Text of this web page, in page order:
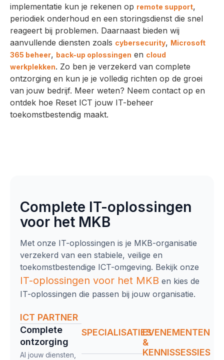
implementatie kun je rekenen op remote support,
periodiek onderhoud en een storingsdienst die snel
reageert bij problemen. Daarnaast bieden wij
aanvullende diensten zoals cybersecurity, Microsoft
365 beheer, back-up oplossingen en cloud
werkplekken. Zo ben je verzekerd van complete
ontzorging en kun je je volledig richten op de groei
van jouw bedrijf. Meer weten? Neem contact op en
ontdek hoe Reset ICT jouw IT-beheer
toekomstbestendig maakt.
Complete IT-oplossingen
voor het MKB
Met onze IT-oplossingen is je MKB-organisatie
verzekerd van een stabiele, veilige en
toekomstbestendige ICT-omgeving. Bekijk onze
IT-oplossingen voor het MKB en kies de
IT-oplossingen die passen bij jouw organisatie.
ICT PARTNER
Complete
ontzorging​
Al jouw diensten,
SPECIALISATIESEVENEMENTEN
&
KENNISSESSIES